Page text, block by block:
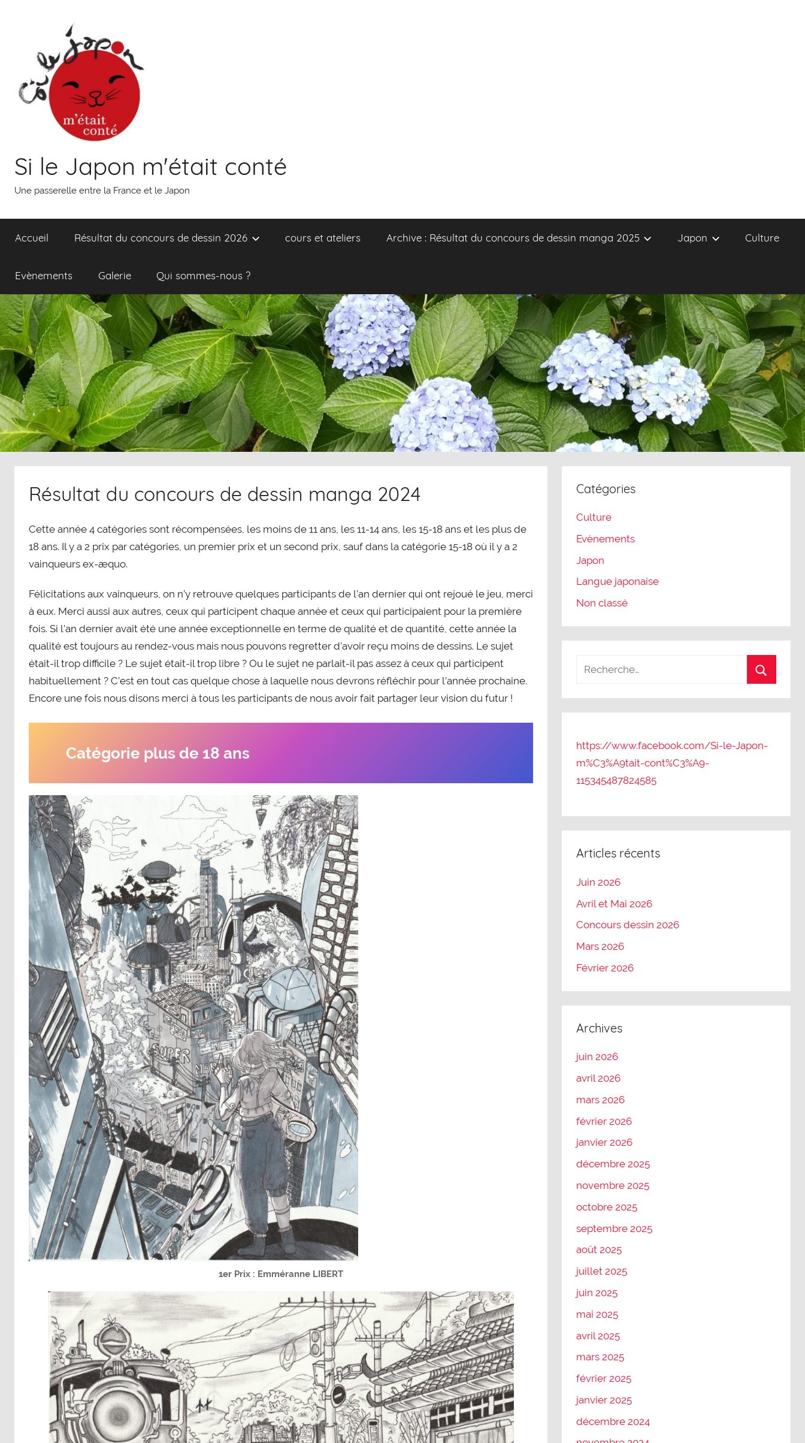
Si le Japon m'était conté
Une passerelle entre la France et le Japon
Accueil Résultat du concours de dessin 2026 cours et ateliers Archive : Résultat du concours de dessin manga 2025 Japon Culture
Evènements Galerie Qui sommes-nous ?
Résultat du concours de dessin manga 2024
Cette année 4 catégories sont récompensées, les moins de 11 ans, les 11-14 ans, les 15-18 ans et les plus de
18 ans. Il y a 2 prix par catégories, un premier prix et un second prix, sauf dans la catégorie 15-18 où il y a 2
vainqueurs ex-æquo.
Félicitations aux vainqueurs, on n’y retrouve quelques participants de l’an dernier qui ont rejoué le jeu, merci
à eux. Merci aussi aux autres, ceux qui participent chaque année et ceux qui participaient pour la première
fois. Si l’an dernier avait été une année exceptionnelle en terme de qualité et de quantité, cette année la
qualité est toujours au rendez-vous mais nous pouvons regretter d’avoir reçu moins de dessins. Le sujet
était-il trop difficile ? Le sujet était-il trop libre ? Ou le sujet ne parlait-il pas assez à ceux qui participent
habituellement ? C’est en tout cas quelque chose à laquelle nous devrons réfléchir pour l’année prochaine.
Encore une fois nous disons merci à tous les participants de nous avoir fait partager leur vision du futur !
Catégorie plus de 18 ans
1er Prix : Emméranne LIBERT
Catégories
Culture
Evènements
Japon
Langue japonaise
Non classé
https://www.facebook.com/Si-le-Japon-
m%C3%A9tait-cont%C3%A9-
115345487824585
Articles récents
Juin 2026
Avril et Mai 2026
Concours dessin 2026
Mars 2026
Février 2026
Archives
juin 2026
avril 2026
mars 2026
février 2026
janvier 2026
décembre 2025
novembre 2025
octobre 2025
septembre 2025
août 2025
juillet 2025
juin 2025
mai 2025
avril 2025
mars 2025
février 2025
janvier 2025
décembre 2024